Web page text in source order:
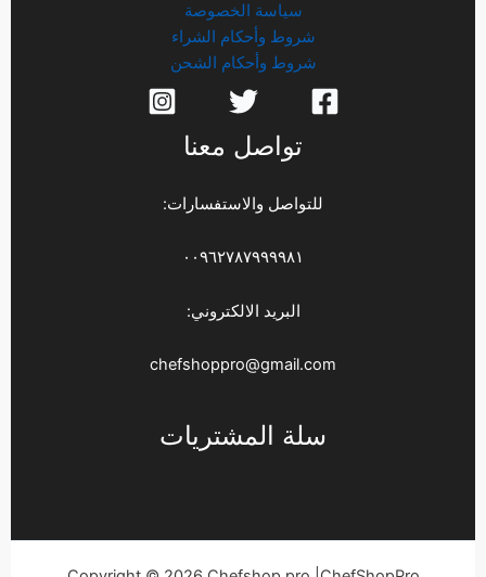
سياسة الخصوصة
شروط وأحكام الشراء
شروط وأحكام الشحن
تواصل معنا
للتواصل والاستفسارات:
٠٠٩٦٢٧٨٧٩٩٩٩٨١
البريد الالكتروني:
chefshoppro@gmail.com
سلة المشتريات